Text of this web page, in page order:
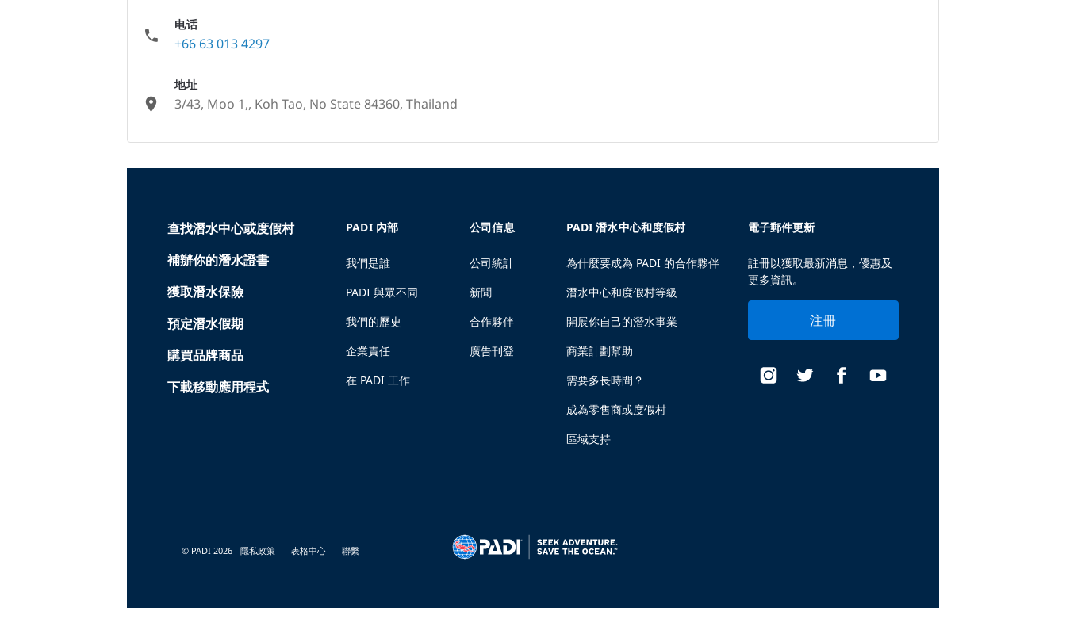
电话
+66 63 013 4297
地址
3/43, Moo 1,, Koh Tao, No State 84360, Thailand
查找潛水中心或度假村
補辦你的潛水證書
獲取潛水保險
預定潛水假期
購買品牌商品
下載移動應用程式
PADI 內部
我們是誰
PADI 與眾不同
我們的歷史
企業責任
在 PADI 工作
公司信息
公司統計
新聞
合作夥伴
廣告刊登
PADI 潛水中心和度假村
為什麼要成為 PADI 的合作夥伴
潛水中心和度假村等級
開展你自己的潛水事業
商業計劃幫助
需要多長時間？
成為零售商或度假村
區域支持
電子郵件更新
註冊以獲取最新消息，優惠及
更多資訊。
注冊
© PADI 2026 隱私政策 表格中心 聯繫